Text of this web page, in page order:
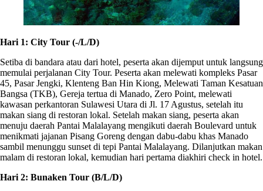
Hari 1: City Tour (-/L/D)
Setiba di bandara atau dari hotel, peserta akan dijemput untuk langsung
memulai perjalanan City Tour. Peserta akan melewati kompleks Pasar
45, Pasar Jengki, Klenteng Ban Hin Kiong, Melewati Taman Kesatuan
Bangsa (TKB), Gereja tertua di Manado, Zero Point, melewati
kawasan perkantoran Sulawesi Utara di Jl. 17 Agustus, setelah itu
makan siang di restoran lokal. Setelah makan siang, peserta akan
menuju daerah Pantai Malalayang mengikuti daerah Boulevard untuk
menikmati jajanan Pisang Goreng dengan dabu-dabu khas Manado
sambil menunggu sunset di tepi Pantai Malalayang. Dilanjutkan makan
malam di restoran lokal, kemudian hari pertama diakhiri check in hotel.
Hari 2: Bunaken Tour (B/L/D)